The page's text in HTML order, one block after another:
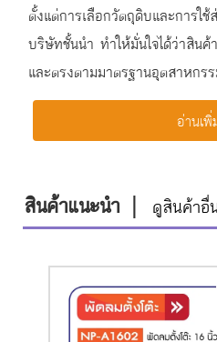
ตั้งแต่การเลือกวัตถุดิบและการใ
บริษัทชั้นนำ ทำให้มั่นใจได้ว่าสิน
และตรงตามมาตรฐานอุตสาหกร
อ่านเพิ่
สินค้าแนะนำ | ดูสินค้าอื่